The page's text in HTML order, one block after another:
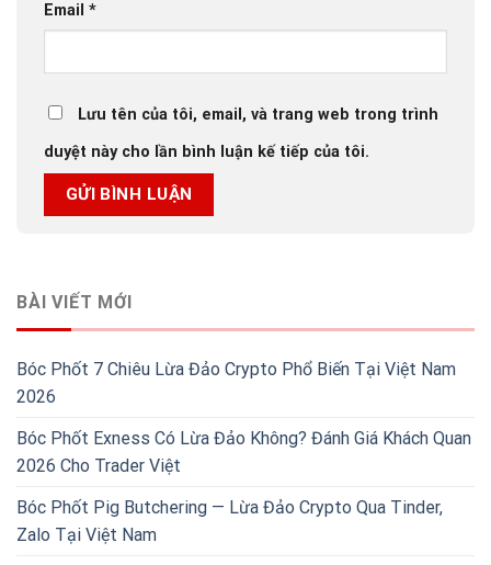
Email *
Lưu tên của tôi, email, và trang web trong trình
duyệt này cho lần bình luận kế tiếp của tôi.
BÀI VIẾT MỚI
Bóc Phốt 7 Chiêu Lừa Đảo Crypto Phổ Biến Tại Việt Nam
2026
Bóc Phốt Exness Có Lừa Đảo Không? Đánh Giá Khách Quan
2026 Cho Trader Việt
Bóc Phốt Pig Butchering — Lừa Đảo Crypto Qua Tinder,
Zalo Tại Việt Nam